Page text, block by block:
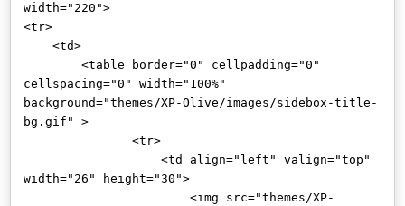
width="220">
<tr>
<td>
<table border="0" cellpadding="0"
cellspacing="0" width="100%"
background="themes/XP-Olive/images/sidebox-title-
bg.gif" >
<tr>
<td align="left" valign="top"
width="26" height="30">
<img src="themes/XP-